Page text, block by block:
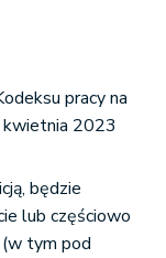
pracy na
kwietnia 2023
będzie
lub częściowo
tym pod